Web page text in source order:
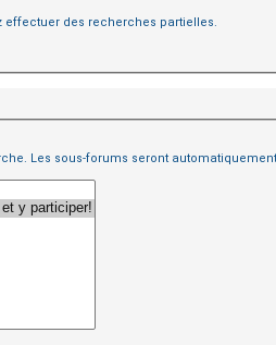
effectuer des recherches partielles.
Les sous-forums seront